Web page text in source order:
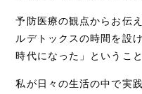
予防医療の観点からお伝
ルデトックスの時間を設
時代になった」ということ
私が日々の生活の中で実